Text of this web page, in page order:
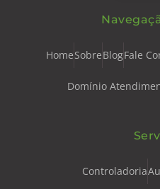
HomeSobreBlogFale
Domínio
Controladoria